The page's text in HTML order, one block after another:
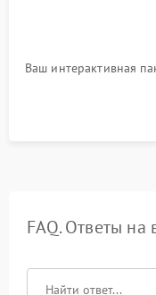
Ваш интерактивная
FAQ. Ответы на